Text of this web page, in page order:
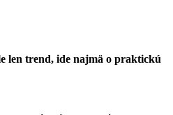
len trend, ide najmä o praktickú